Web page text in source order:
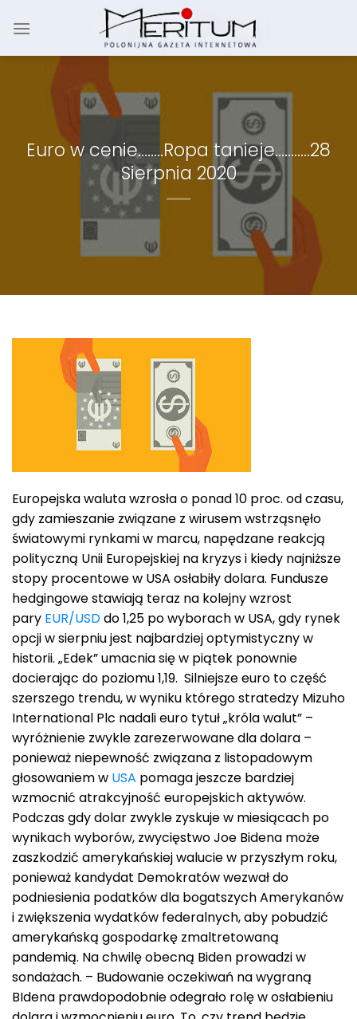
Euro w cenie……..Ropa tanieje………..28
Sierpnia 2020
Europejska waluta wzrosła o ponad 10 proc. od czasu,
gdy zamieszanie związane z wirusem wstrząsnęło
światowymi rynkami w marcu, napędzane reakcją
polityczną Unii Europejskiej na kryzys i kiedy najniższe
stopy procentowe w USA osłabiły dolara. Fundusze
hedgingowe stawiają teraz na kolejny wzrost
pary EUR/USDdo 1,25 po wyborach w USA, gdy rynek
opcji w sierpniu jest najbardziej optymistyczny w
historii. „Edek” umacnia się w piątek ponownie
docierając do poziomu 1,19. Silniejsze euro to część
szerszego trendu, w wyniku którego stratedzy Mizuho
International Plc nadali euro tytuł „króla walut” –
wyróżnienie zwykle zarezerwowane dla dolara –
ponieważ niepewność związana z listopadowym
głosowaniem w USA pomaga jeszcze bardziej
wzmocnić atrakcyjność europejskich aktywów.
Podczas gdy dolar zwykle zyskuje w miesiącach po
wynikach wyborów, zwycięstwo Joe Bidena może
zaszkodzić amerykańskiej walucie w przyszłym roku,
ponieważ kandydat Demokratów wezwał do
podniesienia podatków dla bogatszych Amerykanów
i zwiększenia wydatków federalnych, aby pobudzić
amerykańską gospodarkę zmaltretowaną
pandemią. Na chwilę obecną Biden prowadzi w
sondażach. – Budowanie oczekiwań na wygraną
BIdena prawdopodobnie odegrało rolę w osłabieniu